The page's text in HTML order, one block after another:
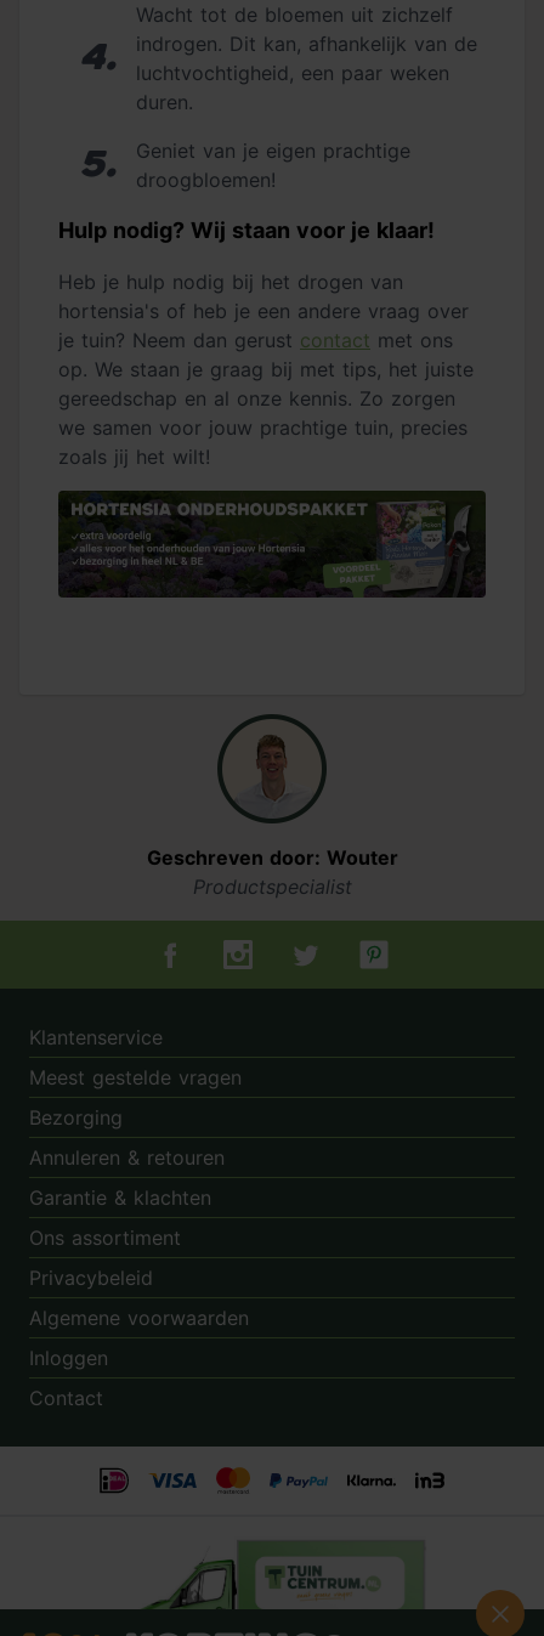
4.
Wacht tot de bloemen uit zichzelf
indrogen. Dit kan, afhankelijk van de
luchtvochtigheid, een paar weken
duren.
5.
Geniet van je eigen prachtige
droogbloemen!
Hulp nodig? Wij staan voor je klaar!
Heb je hulp nodig bij het drogen van
hortensia's of heb je een andere vraag over
je tuin? Neem dan gerust contact met ons
op. We staan je graag bij met tips, het juiste
gereedschap en al onze kennis. Zo zorgen
we samen voor jouw prachtige tuin, precies
zoals jij het wilt!
Geschreven door: Wouter
Productspecialist
Klantenservice
Meest gestelde vragen
Bezorging
Annuleren & retouren
Garantie & klachten
Ons assortiment
Privacybeleid
Algemene voorwaarden
Inloggen
Contact